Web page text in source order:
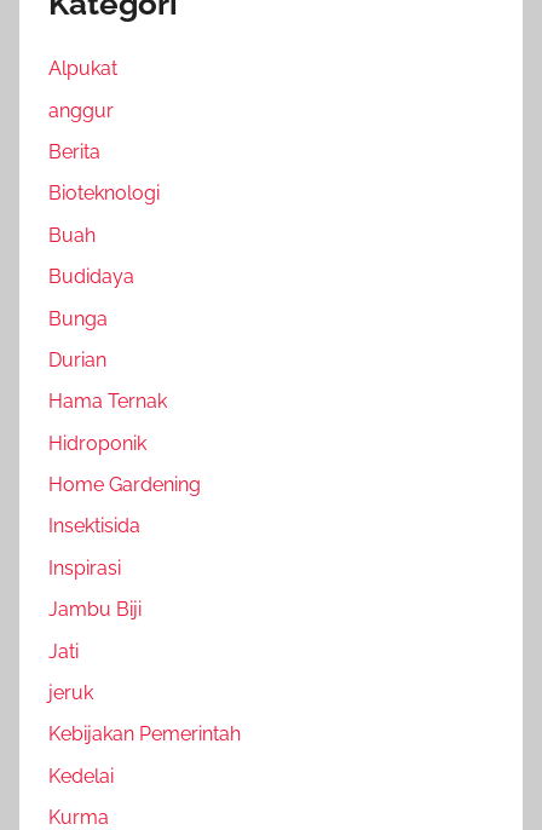
Alpukat
anggur
Berita
Bioteknologi
Buah
Budidaya
Bunga
Durian
Hama Ternak
Hidroponik
Home Gardening
Insektisida
Inspirasi
Jambu Biji
Jati
jeruk
Kebijakan Pemerintah
Kedelai
Kurma